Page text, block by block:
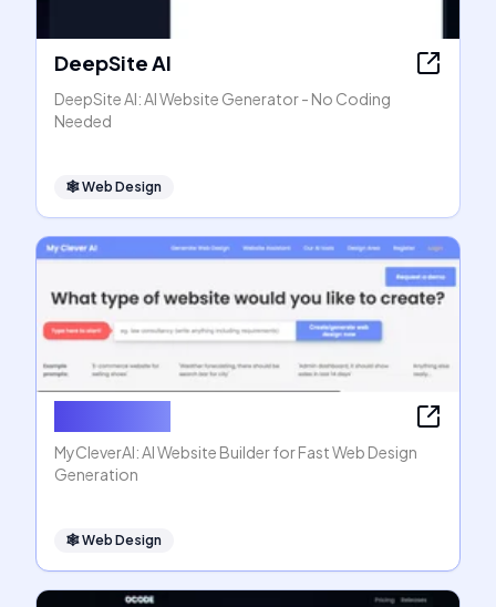
DeepSite AI
DeepSite AI: AI Website Generator - No Coding
Needed
🕸Web Design
MyCleverAI: AI Website Builder for Fast Web Design
Generation
🕸Web Design